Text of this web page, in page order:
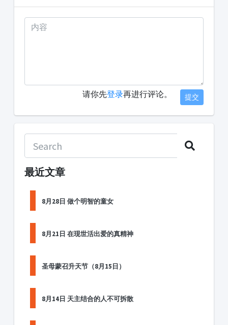
请你先登录再进行评论。 提交
最近文章
8月28日 做个明智的童女
8月21日 在现世活出爱的真精神
圣母蒙召升天节（8月15日）
8月14日 天主结合的人不可拆散